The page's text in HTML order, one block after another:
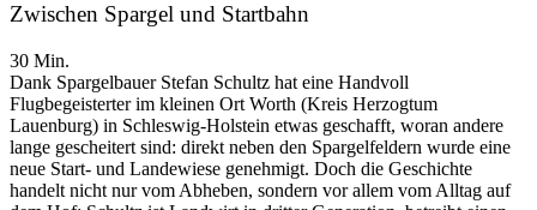
Zwischen Spargel und Startbahn
30 Min.
Dank Spargelbauer Stefan Schultz hat eine Handvoll
Flugbegeisterter im kleinen Ort Worth (Kreis Herzogtum
Lauenburg) in Schleswig-Holstein etwas geschafft, woran andere
lange gescheitert sind: direkt neben den Spargelfeldern wurde eine
neue Start- und Landewiese genehmigt. Doch die Geschichte
handelt nicht nur vom Abheben, sondern vor allem vom Alltag auf